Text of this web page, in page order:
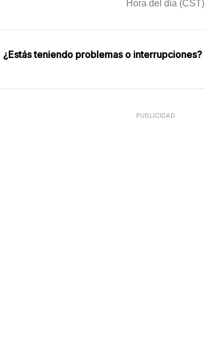
¿Estás teniendo problemas o interrupciones?
PUBLICIDAD